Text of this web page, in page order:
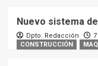
Nuevo sistema
Dpto. Redacción
CONSTRUCCIÓN